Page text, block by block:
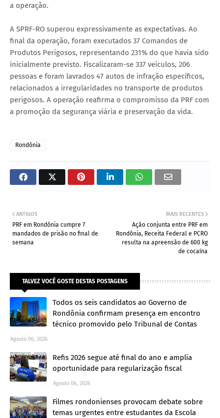
a operação.
A SPRF-RO superou expressivamente as expectativas. Ao
final da operação, foram executados 37 Comandos de
Produtos Perigosos, representando 231% do que havia sido
inicialmente previsto. Fiscalizaram-se 337 veículos, 206
pessoas e foram lavrados 47 autos de infração específicos,
relacionados a irregularidades no transporte de produtos
perigosos. A operação reafirma o compromisso da PRF com
a promoção da segurança viária e preservação da vida.
Rondônia
MAIS RECENTES
Ação conjunta entre PRF em
Rondônia, Receita Federal e PCRO
resulta na apreensão de 600 kg
de cocaína
ANTIGOS
PRF em Rondônia cumpre 7
mandados de prisão no final de
semana
TALVEZ VOCÊ GOSTE DESTAS POSTAGENS
Todos os seis candidatos ao Governo de
Rondônia confirmam presença em encontro
técnico promovido pelo Tribunal de Contas
Agosto 06, 2026
Refis 2026 segue até final do ano e amplia
oportunidade para regularização fiscal
Agosto 06, 2026
Filmes rondonienses provocam debate sobre
temas urgentes entre estudantes da Escola